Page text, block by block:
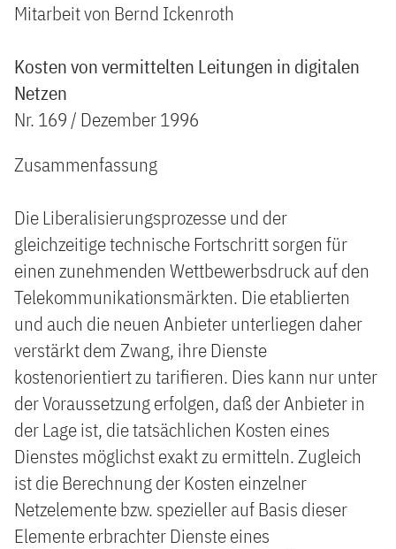
Mitarbeit von Bernd Ickenroth
Kosten von vermittelten Leitungen in digitalen
Netzen
Nr. 169 / Dezember 1996
Zusammenfassung
Die Liberalisierungsprozesse und der
gleichzeitige technische Fortschritt sorgen für
einen zunehmenden Wettbewerbsdruck auf den
Telekommunikationsmärkten. Die etablierten
und auch die neuen Anbieter unterliegen daher
verstärkt dem Zwang, ihre Dienste
kostenorientiert zu tarifieren. Dies kann nur unter
der Voraussetzung erfolgen, daß der Anbieter in
der Lage ist, die tatsächlichen Kosten eines
Dienstes möglichst exakt zu ermitteln. Zugleich
ist die Berechnung der Kosten einzelner
Netzelemente bzw. spezieller auf Basis dieser
Elemente erbrachter Dienste eines